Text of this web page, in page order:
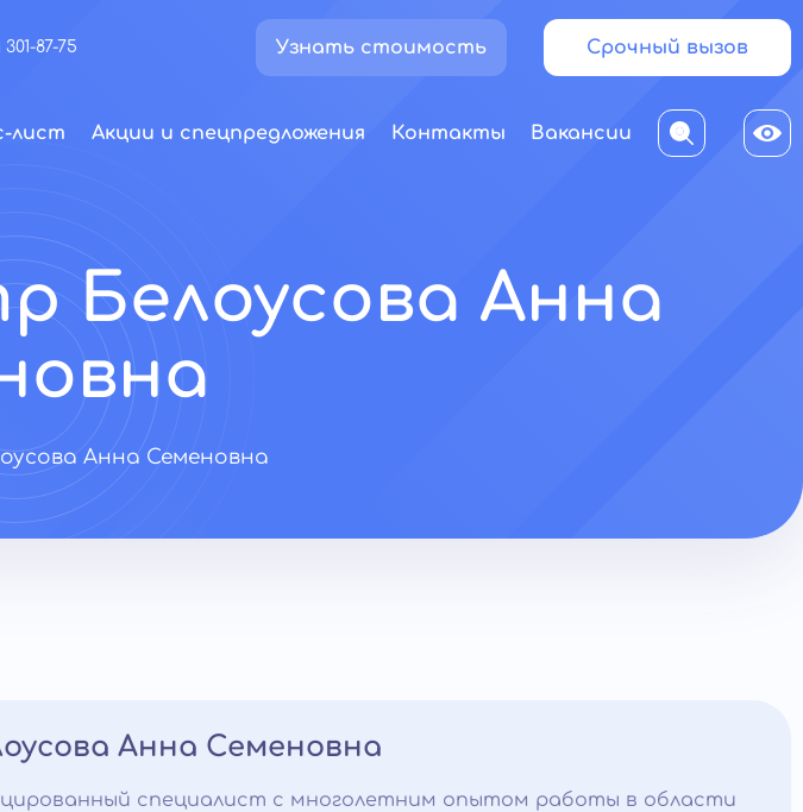
301-87-75 Узнать стоимость Срочный вызов
лист Акции и спецпредложения Контакты Вакансии
Белоусова Анна
Анна Семеновна
Анна Семеновна
специалист с многолетним опытом работы в области